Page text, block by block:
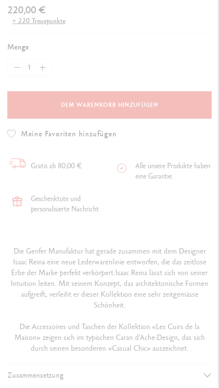
220,00 €
+ 220 Treuepunkte
Menge
DEM WARENKORB HINZUFÜGEN
Meine Favoriten hinzufügen
Gratis ab 80,00 €
Alle unsere Produkte haben
eine Garantie.
Geschenktüte und
personalisierte Nachricht
Die Genfer Manufaktur hat gerade zusammen mit dem Designer
Isaac Reina eine neue Lederwarenlinie entworfen, die das zeitlose
Erbe der Marke perfekt verkörpert.Isaac Reina lässt sich von seiner
Intuition leiten. Mit seinem Konzept, das architektonische Formen
aufgreift, verleiht er dieser Kollektion eine sehr zeitgemässe
Schönheit.
Die Accessoires und Taschen der Kollektion «Les Cuirs de la
Maison» zeigen sich im typischen Caran d’Ache-Design, das sich
durch seinen besonderen «Casual Chic» auszeichnet.
Zusammensetzung